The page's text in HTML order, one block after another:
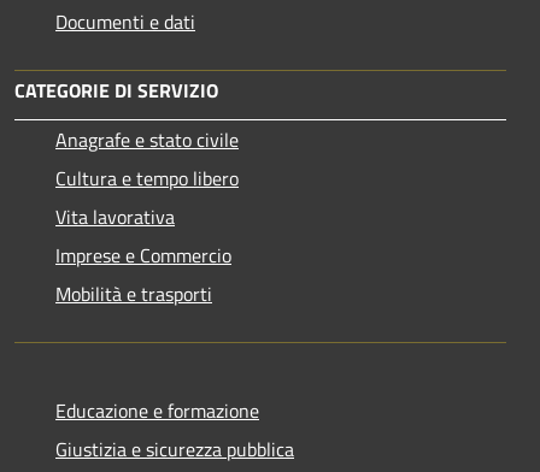
Documenti e dati
CATEGORIE DI SERVIZIO
Anagrafe e stato civile
Cultura e tempo libero
Vita lavorativa
Imprese e Commercio
Mobilità e trasporti
Educazione e formazione
Giustizia e sicurezza pubblica